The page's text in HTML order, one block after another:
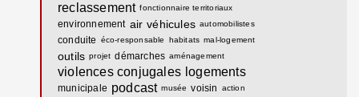
reclassement fonctionnaire territoriaux
environnement air véhicules automobilistes
conduite éco-responsable habitats mal-logement
outils projet démarches aménagement
violences conjugales logements
municipale podcast musée voisin action